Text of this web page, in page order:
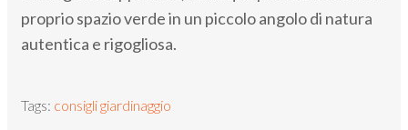
proprio spazio verde in un piccolo angolo di natura
autentica e rigogliosa.
Tags: consigli giardinaggio